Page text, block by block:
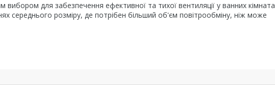
вибором для забезпечення ефективної та тихої вентиляції у ванних
середнього розміру, де потрібен більший об'єм повітрообміну, ніж може